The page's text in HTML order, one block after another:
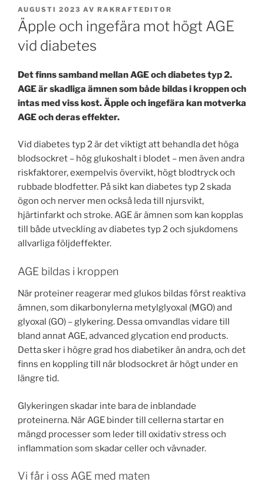
PUBLICERAT
AUGUSTI 2023 AV RAKRAFTEDITOR
Äpple och ingefära mot högt AGE
vid diabetes
Det finns samband mellan AGE och diabetes typ 2.
AGE är skadliga ämnen som både bildas i kroppen och
intas med viss kost. Äpple och ingefära kan motverka
AGE och deras effekter.
Vid diabetes typ 2 är det viktigt att behandla det höga
blodsockret – hög glukoshalt i blodet – men även andra
riskfaktorer, exempelvis övervikt, högt blodtryck och
rubbade blodfetter. På sikt kan diabetes typ 2 skada
ögon och nerver men också leda till njursvikt,
hjärtinfarkt och stroke. AGE är ämnen som kan kopplas
till både utveckling av diabetes typ 2 och sjukdomens
allvarliga följdeffekter.
AGE bildas i kroppen
När proteiner reagerar med glukos bildas först reaktiva
ämnen, som dikarbonylerna metylglyoxal (MGO) and
glyoxal (GO) – glykering. Dessa omvandlas vidare till
bland annat AGE, advanced glycation end products.
Detta sker i högre grad hos diabetiker än andra, och det
finns en koppling till när blodsockret är högt under en
längre tid.
Glykeringen skadar inte bara de inblandade
proteinerna. När AGE binder till cellerna startar en
mängd processer som leder till oxidativ stress och
inflammation som skadar celler och vävnader.
Vi får i oss AGE med maten